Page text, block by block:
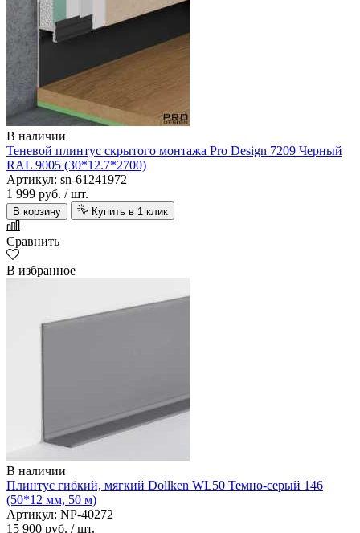
В наличии
Теневой плинтус скрытого монтажа Pro Design 7209 Черный
RAL 9005 (30*12.7*2700)
Артикул: sn-61241972
1 999 руб. / шт.
В корзину Купить в 1 клик
Сравнить
В избранное
В наличии
Плинтус гибкий, мягкий Dollken WL50 Темно-серый 146
(50*12 мм, 50 м)
Артикул: NP-40272
15 900 руб. / шт.